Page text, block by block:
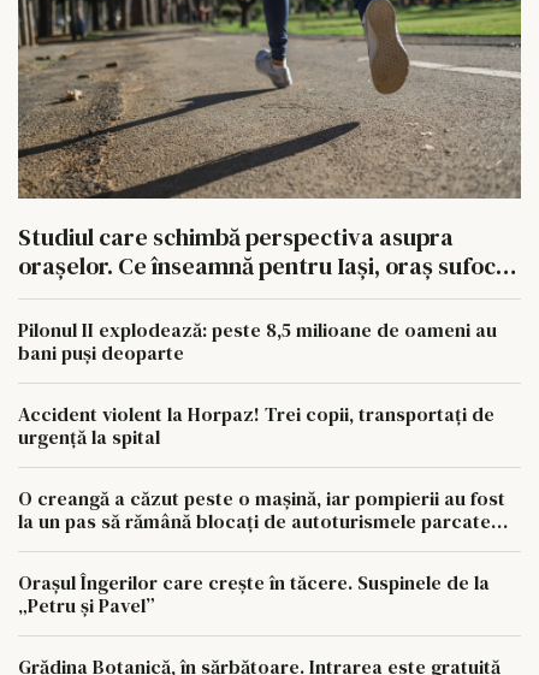
Studiul care schimbă perspectiva asupra
orașelor. Ce înseamnă pentru Iași, oraș sufocat
de betoane
Pilonul II explodează: peste 8,5 milioane de oameni au
bani puși deoparte
Accident violent la Horpaz! Trei copii, transportați de
urgență la spital
O creangă a căzut peste o mașină, iar pompierii au fost
la un pas să rămână blocați de autoturismele parcate
Orașul Îngerilor care crește în tăcere. Suspinele de la
„Petru și Pavel”
Grădina Botanică, în sărbătoare. Intrarea este gratuită